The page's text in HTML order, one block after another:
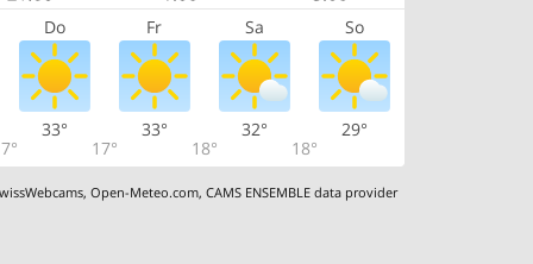
Do Fr Sa So
33°
17°
33°
18°
32°
18°
29°
,Open-Meteo.com,CAMS ENSEMBLE data provider